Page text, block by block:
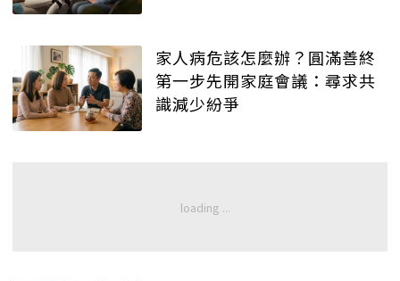
家人病危該怎麼辦？圓滿善終
第一步先開家庭會議：尋求共
識減少紛爭